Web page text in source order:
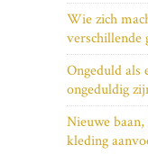
Wie zich
verschillende
Ongeduld als
ongeduldig
Nieuwe
kleding